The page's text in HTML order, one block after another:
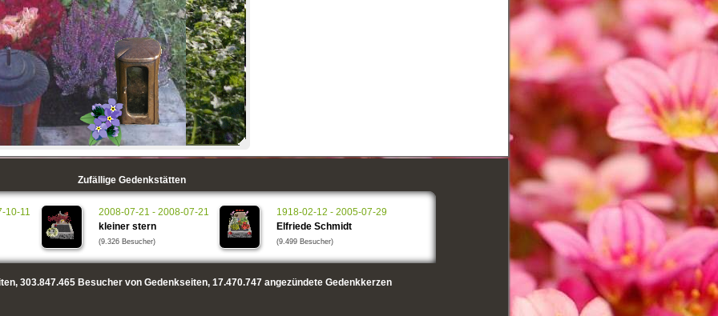
Zufällige Gedenkstätten
10-11
2008-07-21 - 2008-07-21
kleiner stern
(9.326 Besucher)
1918-02-12 - 2005-07-29
Elfriede Schmidt
(9.499 Besucher)
303.847.465Besucher von Gedenkseiten, 17.470.747angezündete Gedenkkerzen